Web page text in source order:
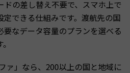
ドの差し替え不要で、スマホ上で
できる仕組みです。渡航先の国
なデータ容量のプランを選べる
ァ」なら、200以上の国と地域に